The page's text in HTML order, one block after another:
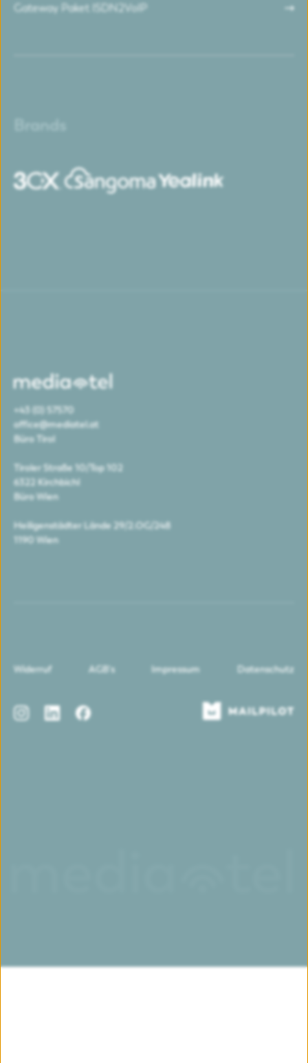
Gateway Paket ISDN2VoIP
+43 (0) 57570
office@mediatel.at
Büro Tirol
Tiroler Straße 10/Top 102
6322 Kirchbichl
Büro Wien
Heiligenstädter Lände 29/2.OG/248
1190 Wien
Widerruf AGB's Impressum Datenschutz
Instagram
LinkedIn Facebook Mailpilot